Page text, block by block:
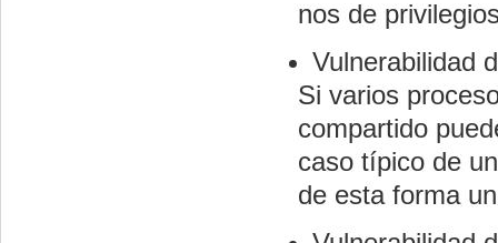
nos de
Vulnerabilidad
Si varios
compartido
caso típico de
de esta forma